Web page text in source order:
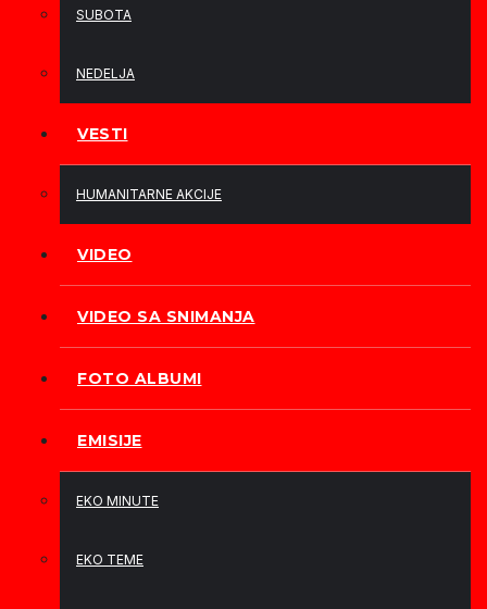
SUBOTA
NEDELJA
VESTI
HUMANITARNE AKCIJE
VIDEO
VIDEO SA SNIMANJA
FOTO ALBUMI
EMISIJE
EKO MINUTE
EKO TEME